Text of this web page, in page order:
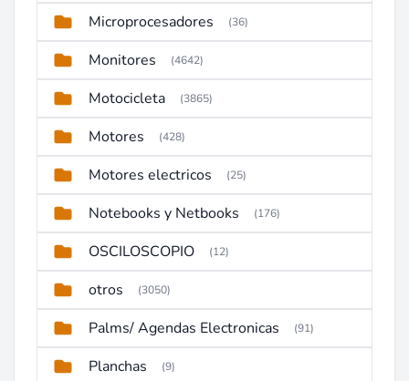
Microprocesadores (36)
Monitores (4642)
Motocicleta (3865)
Motores (428)
Motores electricos (25)
Notebooks y Netbooks (176)
OSCILOSCOPIO (12)
otros (3050)
Palms/ Agendas Electronicas (91)
Planchas (9)